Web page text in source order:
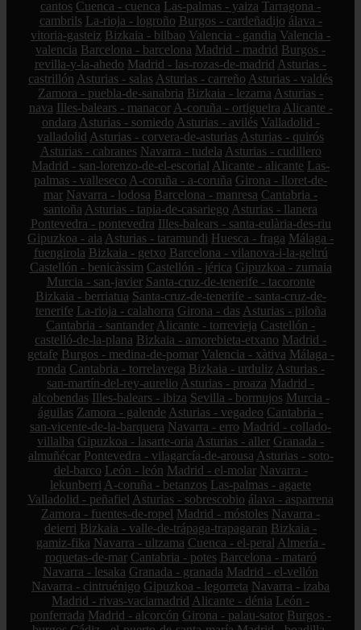
cantos Cuenca - cuenca Las-palmas - yaiza Tarragona -
cambrils La-rioja - logroño Burgos - cardeñadijo álava -
vitoria-gasteiz Bizkaia - bilbao Valencia - gandia Valencia -
valencia Barcelona - barcelona Madrid - madrid Burgos -
revilla-y-la-ahedo Madrid - las-rozas-de-madrid Asturias -
castrillón Asturias - salas Asturias - carreño Asturias - valdés
Zamora - puebla-de-sanabria Bizkaia - lezama Asturias -
nava Illes-balears - manacor A-coruña - ortigueira Alicante -
ondara Asturias - somiedo Asturias - avilés Valladolid -
valladolid Asturias - corvera-de-asturias Asturias - quirós
Asturias - cabranes Navarra - tudela Asturias - cudillero
Madrid - san-lorenzo-de-el-escorial Alicante - alicante Las-
palmas - valleseco A-coruña - a-coruña Girona - lloret-de-
mar Navarra - lodosa Barcelona - manresa Cantabria -
santoña Asturias - tapia-de-casariego Asturias - llanera
Pontevedra - pontevedra Illes-balears - santa-eulària-des-riu
Gipuzkoa - aia Asturias - taramundi Huesca - fraga Málaga -
fuengirola Bizkaia - getxo Barcelona - vilanova-i-la-geltrú
Castellón - benicàssim Castellón - jérica Gipuzkoa - zumaia
Murcia - san-javier Santa-cruz-de-tenerife - tacoronte
Bizkaia - berriatua Santa-cruz-de-tenerife - santa-cruz-de-
tenerife La-rioja - calahorra Girona - das Asturias - piloña
Cantabria - santander Alicante - torrevieja Castellón -
castelló-de-la-plana Bizkaia - amorebieta-etxano Madrid -
getafe Burgos - medina-de-pomar Valencia - xàtiva Málaga -
ronda Cantabria - torrelavega Bizkaia - urduliz Asturias -
san-martín-del-rey-aurelio Asturias - proaza Madrid -
alcobendas Illes-balears - ibiza Sevilla - bormujos Murcia -
águilas Zamora - galende Asturias - vegadeo Cantabria -
san-vicente-de-la-barquera Navarra - erro Madrid - collado-
villalba Gipuzkoa - lasarte-oria Asturias - aller Granada -
almuñécar Pontevedra - vilagarcía-de-arousa Asturias - soto-
del-barco León - león Madrid - el-molar Navarra -
lekunberri A-coruña - betanzos Las-palmas - agaete
Valladolid - peñafiel Asturias - sobrescobio álava - asparrena
Zamora - fuentes-de-ropel Madrid - móstoles Navarra -
deierri Bizkaia - valle-de-trápaga-trapagaran Bizkaia -
gamiz-fika Navarra - ultzama Cuenca - el-peral Almería -
roquetas-de-mar Cantabria - potes Barcelona - mataró
Navarra - lesaka Granada - granada Madrid - el-vellón
Navarra - cintruénigo Gipuzkoa - legorreta Navarra - izaba
Madrid - rivas-vaciamadrid Alicante - dénia León -
ponferrada Madrid - alcorcón Girona - palau-sator Burgos -